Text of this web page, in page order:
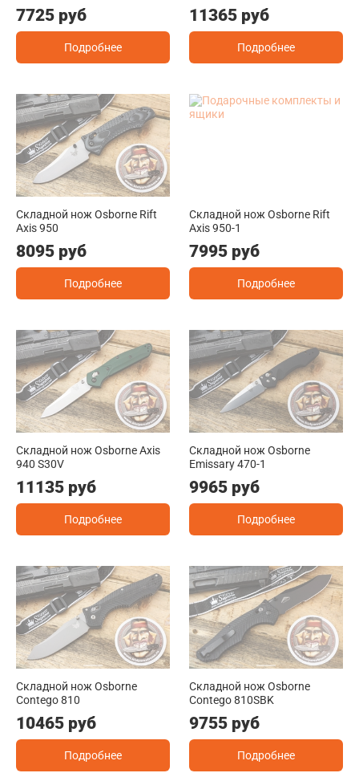
7725 руб
Подробнее
11365 руб
Подробнее
Складной нож Osborne Rift
Axis 950
8095 руб
Подробнее
Складной нож Osborne Rift
Axis 950-1
7995 руб
Подробнее
Складной нож Osborne Axis
940 S30V
11135 руб
Подробнее
Складной нож Osborne
Emissary 470-1
9965 руб
Подробнее
Складной нож Osborne
Contego 810
10465 руб
Подробнее
Складной нож Osborne
Contego 810SBK
9755 руб
Подробнее